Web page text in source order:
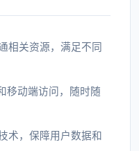
相关资源，满足不同
移动端访问，随时随
术，保障用户数据和